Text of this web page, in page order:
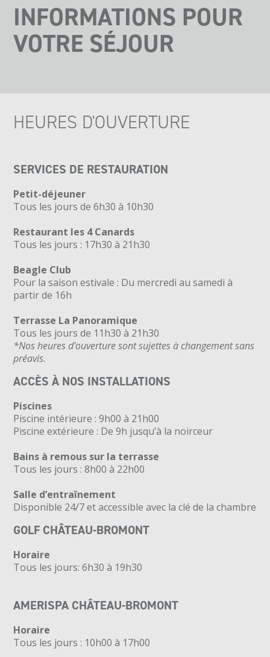
INFORMATIONS POUR
VOTRE SÉJOUR
HEURES D'OUVERTURE
SERVICES DE RESTAURATION
Petit-déjeuner
Tous les jours de 6h30 à 10h30
Restaurant les 4 Canards
Tous les jours : 17h30 à 21h30
Beagle Club
Pour la saison estivale : Du mercredi au samedi à
partir de 16h
Terrasse La Panoramique
Tous les jours de 11h30 à 21h30
*Nos heures d’ouverture sont sujettes à changement sans
préavis.
ACCÈS À NOS INSTALLATIONS
Piscines
Piscine intérieure : 9h00 à 21h00
Piscine extérieure : De 9h jusqu’à la noirceur
Bains à remous sur la terrasse
Tous les jours : 8h00 à 22h00
Salle d’entraînement
Disponible 24/7 et accessible avec la clé de la chambre
GOLF CHÂTEAU-BROMONT
Horaire
Tous les jours: 6h30 à 19h30
AMERISPA CHÂTEAU-BROMONT
Horaire
Tous les jours : 10h00 à 17h00